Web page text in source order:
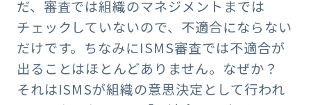
だ、審査では組織のマネジメントまでは
チェックしていないので、不適合にならない
だけです。ちなみにISMS審査では不適合が
出ることはほとんどありません。なぜか？
それはISMSが組織の意思決定として行われ